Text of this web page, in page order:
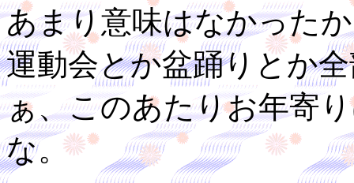
あまり意味はなかった
運動会とか盆踊りとか
ぁ、このあたりお年寄
な。